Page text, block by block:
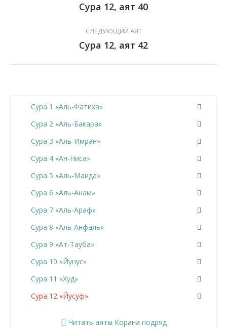
Сура 12, аят 40
СЛЕДУЮЩИЙ АЯТ
Сура 12, аят 42
Сура 1 «Аль-Фатиха»
Сура 2 «Аль-Бакара»
Сура 3 «Аль-Имран»
Сура 4 «Ан-Ниса»
Сура 5 «Аль-Маида»
Сура 6 «Аль-Анам»
Сура 7 «Аль-Араф»
Сура 8 «Аль-Анфаль»
Сура 9 «Ат-Тауба»
Сура 10 «Йунус»
Сура 11 «Худ»
Сура 12 «Йусуф»
Читать аяты Корана подряд